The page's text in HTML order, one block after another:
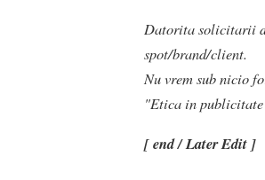
Datorita solicitarii
spot/brand/client.
Nu vrem sub nicio
"Etica in
[ end / Later Edit ]